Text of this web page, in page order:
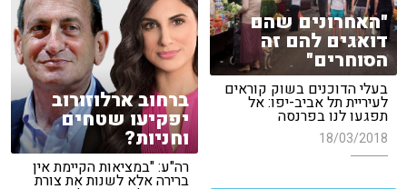
"האחרונים שהם
דואגים להם זה
הסוחרים"
בעלי הדוכנים בשוק קוראים
לעיריית תל אביב-יפו: אל
תפגעו לנו בפרנסה
18/03/2018
ברחוב ארלוזורוב
יפקיעו שטחים
וחניות?
רה"ע: "במציאות הקיימת אין
ברירה אלא לשנות את צורת